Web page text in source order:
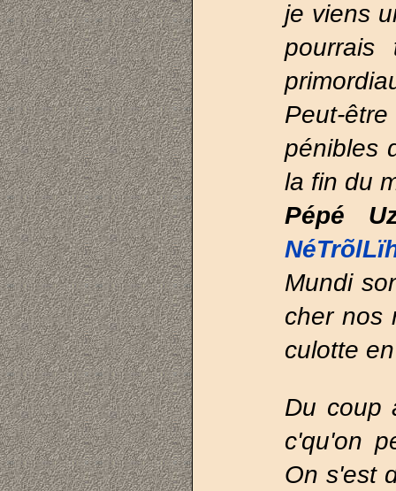
je viens
Peut-
pénibles
la fin du
Pépé
Mundi
cher nos
culotte
Du coup
c'qu'on
On s'est